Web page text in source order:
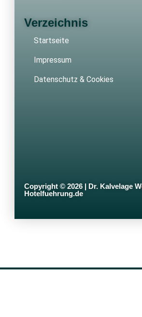
Verzeichnis
Startseite
Impressum
Datenschutz & Cookies
Copyright © 2026 | Dr. Kalvelage
Hotelfuehrung.de